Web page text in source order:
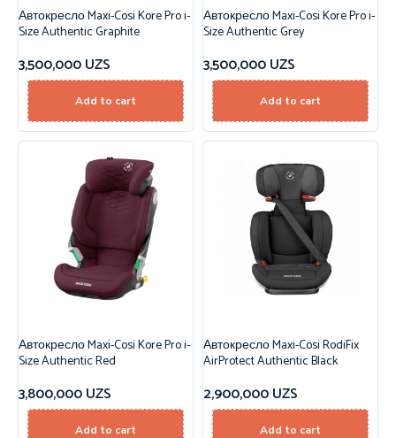
Автокресло Maxi-Cosi Kore Pro i-
Size Authentic Graphite
3,500,000UZS
Add to cart
Автокресло Maxi-Cosi Kore Pro i-
Size Authentic Grey
3,500,000UZS
Add to cart
Автокресло Maxi-Cosi Kore Pro i-
Size Authentic Red
3,800,000UZS
Add to cart
Автокресло Maxi-Cosi RodiFix
AirProtect Authentic Black
2,900,000UZS
Add to cart